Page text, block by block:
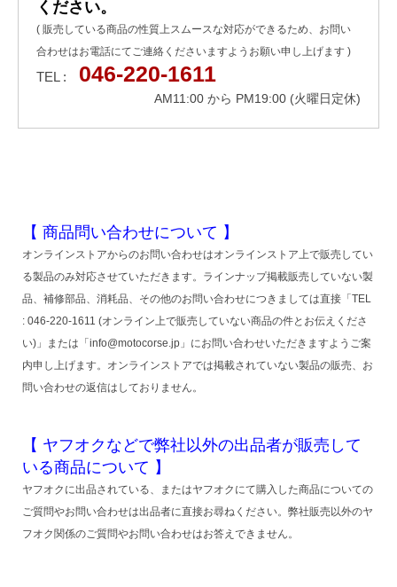
ください。
( 販売している商品の性質上スムースな対応ができるため、お問い
合わせはお電話にてご連絡くださいますようお願い申し上げます )
TEL : 046-220-1611
AM11:00 から PM19:00 (火曜日定休)
【 商品問い合わせについて 】
オンラインストアからのお問い合わせはオンラインストア上で販売してい
る製品のみ対応させていただきます。ラインナップ掲載販売していない製
品、補修部品、消耗品、その他のお問い合わせにつきましては直接「TEL
: 046-220-1611 (オンライン上で販売していない商品の件とお伝えくださ
い)」または「info@motocorse.jp」にお問い合わせいただきますようご案
内申し上げます。オンラインストアでは掲載されていない製品の販売、お
問い合わせの返信はしておりません。
【 ヤフオクなどで弊社以外の出品者が販売して
いる商品について 】
ヤフオクに出品されている、またはヤフオクにて購入した商品についての
ご質問やお問い合わせは出品者に直接お尋ねください。弊社販売以外のヤ
フオク関係のご質問やお問い合わせはお答えできません。